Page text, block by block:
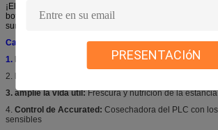
PRESENTACIóN
¡El sistema del enfriamiento al vacío se puede
botón! La pantalla táctil es muy fácil de actuar y fácil de
suministrado en la lengua local.
Características más frescas del vacío del bróculi
1. Enfriamiento verde:
Eficacia de enfriamiento
2. Enfriamiento de Radily:
3. amplíe la vida útil:Frescura y nutrición de la
4. Control de Accurated: Cosechadora del PLC con
sensibles